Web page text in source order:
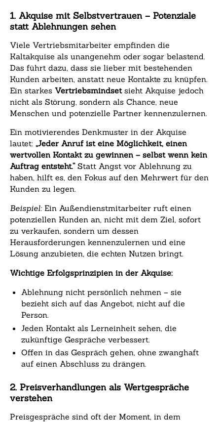
1. Akquise mit Selbstvertrauen – Potenziale
statt Ablehnungen sehen
Viele Vertriebsmitarbeiter empfinden die
Kaltakquise als unangenehm oder sogar belastend.
Das führt dazu, dass sie lieber mit bestehenden
Kunden arbeiten, anstatt neue Kontakte zu knüpfen.
Ein starkes Vertriebsmindsetsieht Akquise jedoch
nicht als Störung, sondern als Chance, neue
Menschen und potenzielle Partner kennenzulernen.
Ein motivierendes Denkmuster in der Akquise
lautet: „Jeder Anruf ist eine Möglichkeit, einen
wertvollen Kontakt zu gewinnen – selbst wenn kein
Auftrag entsteht.“Statt Angst vor Ablehnung zu
haben, hilft es, den Fokus auf den Mehrwert für den
Kunden zu legen.
Beispiel:Ein Außendienstmitarbeiter ruft einen
potenziellen Kunden an, nicht mit dem Ziel, sofort
zu verkaufen, sondern um dessen
Herausforderungen kennenzulernen und eine
Lösung anzubieten, die echten Nutzen bringt.
Wichtige Erfolgsprinzipien in der Akquise:
Ablehnung nicht persönlich nehmen – sie
bezieht sich auf das Angebot, nicht auf die
Person.
Jeden Kontakt als Lerneinheit sehen, die
zukünftige Gespräche verbessert.
Offen in das Gespräch gehen, ohne zwanghaft
auf einen Abschluss zu drängen.
2. Preisverhandlungen als Wertgespräche
verstehen
Preisgespräche sind oft der Moment, in dem